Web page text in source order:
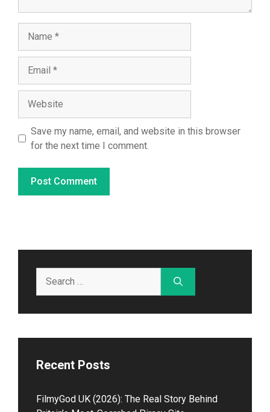
Save my name, email, and website in this browser
for the next time I comment.
for:
Recent Posts
Fil⁠myGod U‌K (2026)⁠: The Real Story Beh​in⁠d